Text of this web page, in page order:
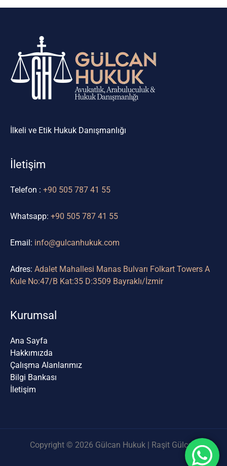
İlkeli ve Etik Hukuk Danışmanlığı
İletişim
Telefon : +90 505 787 41 55
Whatsapp: +90 505 787 41 55
Email: info@gulcanhukuk.com
Adres: Adalet Mahallesi Manas Bulvarı Folkart Towers A
Kule No:47/B Kat:35 D:3509 Bayraklı/İzmir
Kurumsal
Ana Sayfa
Hakkımızda
Çalışma Alanlarımız
Bilgi Bankası
İletişim
Copyright © 2026 Gülcan Hukuk | Raşit Gülcan